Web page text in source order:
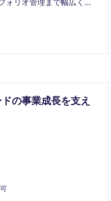
ォリオ管理まで幅広く担
際チームと連携しながら
。
の事業成長を支え